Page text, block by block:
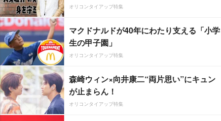
オリコンタイアップ特集
マクドナルドが40年にわたり支える「小学
生の甲子園」
オリコンタイアップ特集
森崎ウィン×向井康二“両片思い”にキュン
が止まらん！
オリコンタイアップ特集